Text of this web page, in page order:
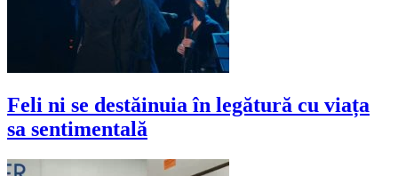
Feli ni se destăinuia în legătură cu viața
sa sentimentală